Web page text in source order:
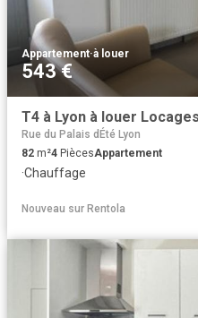
Appartement·à louer
543 €
Rue du Palais dÉté Lyon
82 m²4 PiècesAppartement
·Chauffage
Nouveau sur Rentola